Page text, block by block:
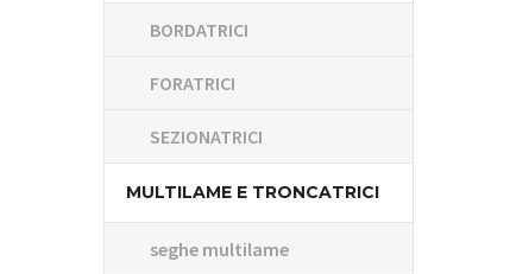
BORDATRICI
FORATRICI
SEZIONATRICI
MULTILAME E TRONCATRICI
seghe multilame